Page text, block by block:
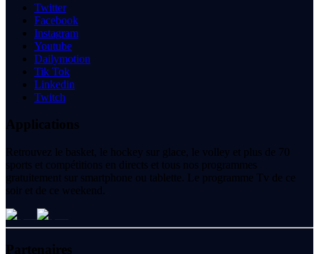
Twitter
Facebook
Instagram
Youtube
Dailymotion
Tik Tok
Linkedin
Twitch
Applications
Retrouvez le basket, le hockey sur glace, le volley et plus de 70
sports et compétitions en directs et tous nos programmes
gratuitement sur smartphone ou tablette. Le programme Tv de ce
soir et de ce weekend.
Partenaires